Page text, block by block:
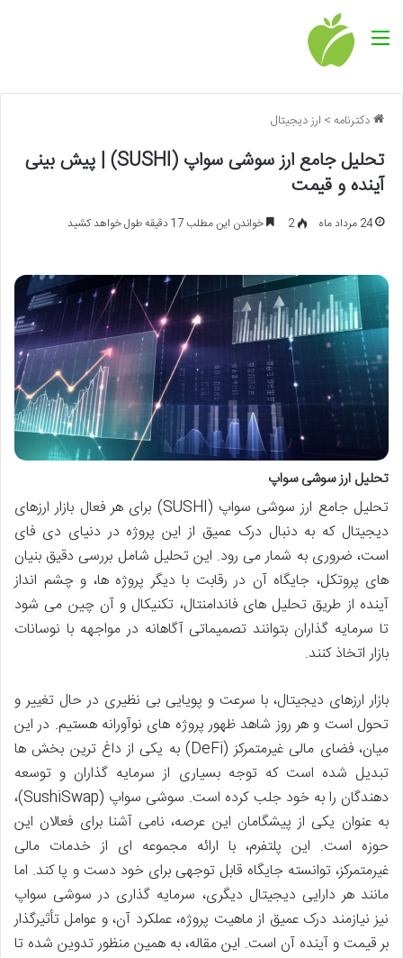
منو
دکترنامه > ارز دیجیتال
تحلیل جامع ارز سوشی سواپ (SUSHI) | پیش بینی
آینده و قیمت
24 مرداد ماه 2 خواندن این مطلب 17 دقیقه طول خواهد کشید
تحلیل ارز سوشی سواپ
تحلیل جامع ارز سوشی سواپ (SUSHI) برای هر فعال بازار ارزهای
دیجیتال که به دنبال درک عمیق از این پروژه در دنیای دی فای
است، ضروری به شمار می رود. این تحلیل شامل بررسی دقیق بنیان
های پروتکل، جایگاه آن در رقابت با دیگر پروژه ها، و چشم انداز
آینده از طریق تحلیل های فاندامنتال، تکنیکال و آن چین می شود
تا سرمایه گذاران بتوانند تصمیماتی آگاهانه در مواجهه با نوسانات
بازار اتخاذ کنند.
بازار ارزهای دیجیتال، با سرعت و پویایی بی نظیری در حال تغییر و
تحول است و هر روز شاهد ظهور پروژه های نوآورانه هستیم. در این
میان، فضای مالی غیرمتمرکز (DeFi) به یکی از داغ ترین بخش ها
تبدیل شده است که توجه بسیاری از سرمایه گذاران و توسعه
دهندگان را به خود جلب کرده است. سوشی سواپ (SushiSwap)،
به عنوان یکی از پیشگامان این عرصه، نامی آشنا برای فعالان این
حوزه است. این پلتفرم، با ارائه مجموعه ای از خدمات مالی
غیرمتمرکز، توانسته جایگاه قابل توجهی برای خود دست و پا کند. اما
مانند هر دارایی دیجیتال دیگری، سرمایه گذاری در سوشی سواپ
نیز نیازمند درک عمیق از ماهیت پروژه، عملکرد آن، و عوامل تأثیرگذار
بر قیمت و آینده آن است. این مقاله، به همین منظور تدوین شده تا